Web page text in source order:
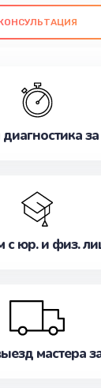
качество всех
Наша цель -
Не медлите
с юр. и физ.
мастера